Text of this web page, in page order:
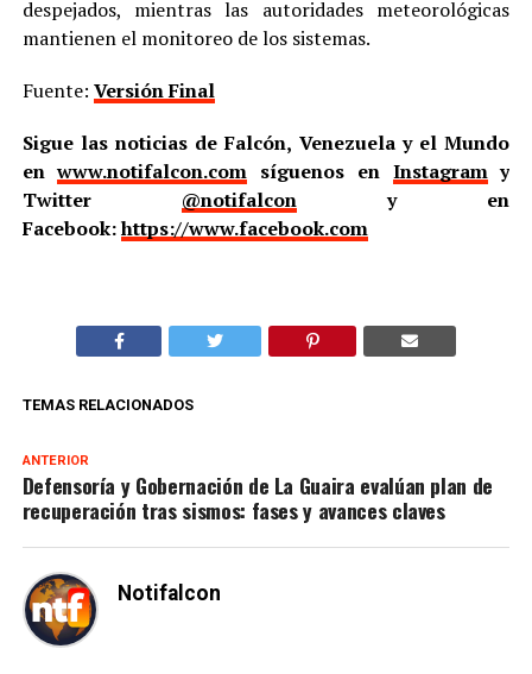
despejados, mientras las autoridades meteorológicas
mantienen el monitoreo de los sistemas.
Fuente: Versión Final
Sigue las noticias de Falcón, Venezuela y el Mundo
enwww.notifalcon.com síguenos en Instagramy
Twitter @notifalcony en
Facebook:https://www.facebook.com
TEMAS RELACIONADOS
ANTERIOR
Defensoría y Gobernación de La Guaira evalúan plan de
recuperación tras sismos: fases y avances claves
Notifalcon